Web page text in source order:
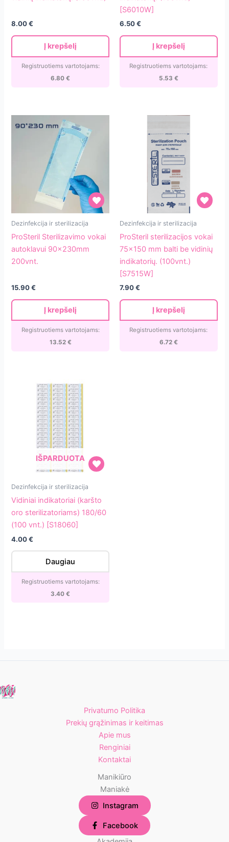
be
vidinių
indikatorių.
(100vnt.)
8.00€
Į krepšelį
Registruotiems vartotojams:
6.80€
mm
balti
be
vidinių
indikatorių.
(100vnt.)
[S6010W]
6.50€
Į krepšelį
Registruotiems vartotojams:
5.53 €
ProSteril
Dezinfekcija ir sterilizacija
ProSteril Sterilizavimo vokai
autoklavui 90x230mm
200vnt.
15.90€
Į krepšelį
Registruotiems vartotojams:
13.52 €
ProSteril
mm
balti
be
vidinių
indikatorių.
(100vnt.)
Dezinfekcija ir sterilizacija
ProSteril sterilizacijos vokai
75×150 mm balti be vidinių
indikatorių. (100vnt.)
[S7515W]
7.90€
Į krepšelį
Registruotiems vartotojams:
6.72 €
Vidiniai
180/60
[S18060]
IŠPARDUOTA
Dezinfekcija ir sterilizacija
Vidiniai indikatoriai (karšto
oro sterilizatoriams) 180/60
(100 vnt.) [S18060]
4.00€
Daugiau
Registruotiems vartotojams:
3.40€
Privatumo Politika
Prekių grąžinimas ir keitimas
Apie mus
Renginiai
Kontaktai
Manikiūro
Maniakė
Instagram
Facebook